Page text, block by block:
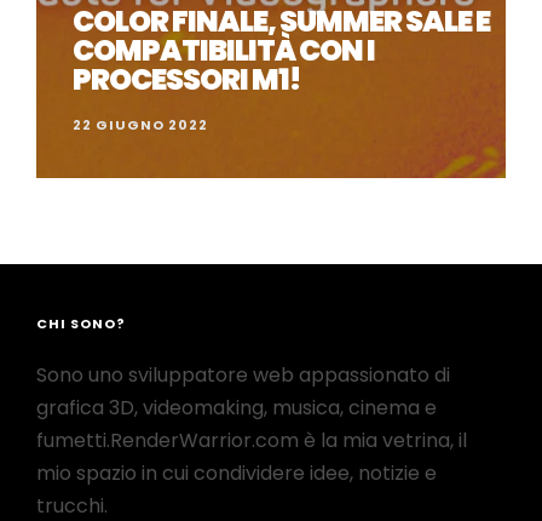
COLOR FINALE, SUMMER SALE E
COMPATIBILITÀ CON I
PROCESSORI M1!
22 GIUGNO 2022
CHI SONO?
Sono uno sviluppatore web appassionato di
grafica 3D, videomaking, musica, cinema e
fumetti.RenderWarrior.com è la mia vetrina, il
mio spazio in cui condividere idee, notizie e
trucchi.